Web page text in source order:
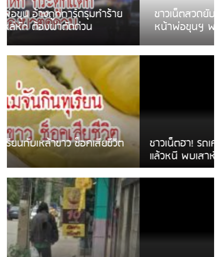
ชาวเน็ตสวดยับ! พบพม่าเร่ขายพวงมาลัย
หน้าพ่อขุนฯ พอไม่ซื้อเดินตาม
ชาวเน็ตฮา! รถเครื่องแม่สายชนป้ายร้านโลงศพ
แล้วหนี พบเสาหัก เบรคหัก หวิดได้ใช้บริการ